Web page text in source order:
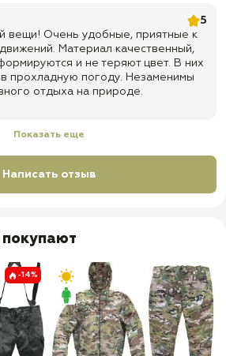
5
вещи! Очень удобные, приятные к
Материал качественный,
и не теряют цвет. В них
прохладную погоду. Незаменимы
отдыха на природе.
Показать еще
Написать отзыв
-14%